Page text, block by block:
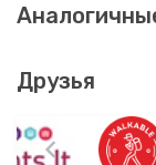
Друзья